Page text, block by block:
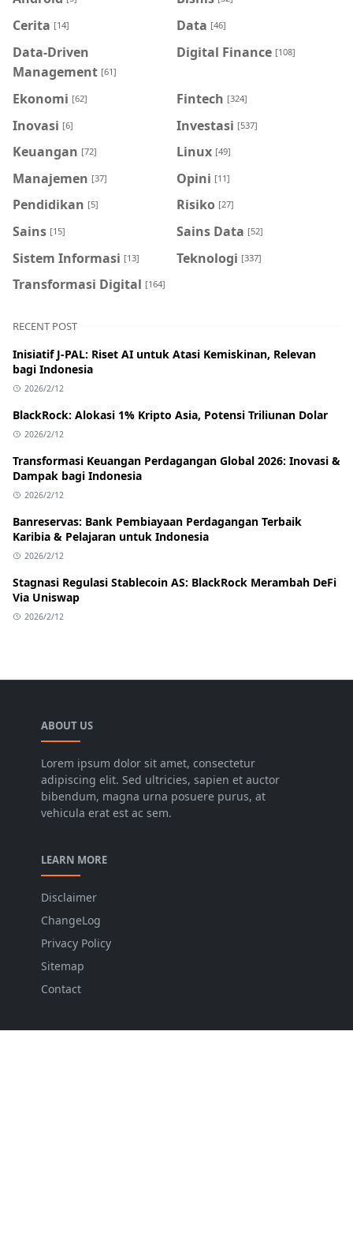
Cerita [14] Data [46]
Data-Driven
Management [61]
Digital Finance [108]
Ekonomi [62] Fintech [324]
Inovasi [6] Investasi [537]
Keuangan [72] Linux [49]
Manajemen [37] Opini [11]
Pendidikan [5] Risiko [27]
Sains [15] Sains Data [52]
Sistem Informasi [13] Teknologi [337]
Transformasi Digital [164]
RECENT POST
Inisiatif J-PAL: Riset AI untuk Atasi Kemiskinan, Relevan
bagi Indonesia
2026/2/12
BlackRock: Alokasi 1% Kripto Asia, Potensi Triliunan Dolar
2026/2/12
Transformasi Keuangan Perdagangan Global 2026: Inovasi &
Dampak bagi Indonesia
2026/2/12
Banreservas: Bank Pembiayaan Perdagangan Terbaik
Karibia & Pelajaran untuk Indonesia
2026/2/12
Stagnasi Regulasi Stablecoin AS: BlackRock Merambah DeFi
Via Uniswap
2026/2/12
ABOUT US
Lorem ipsum dolor sit amet, consectetur
adipiscing elit. Sed ultricies, sapien et auctor
bibendum, magna urna posuere purus, at
vehicula erat est ac sem.
LEARN MORE
Disclaimer
ChangeLog
Privacy Policy
Sitemap
Contact